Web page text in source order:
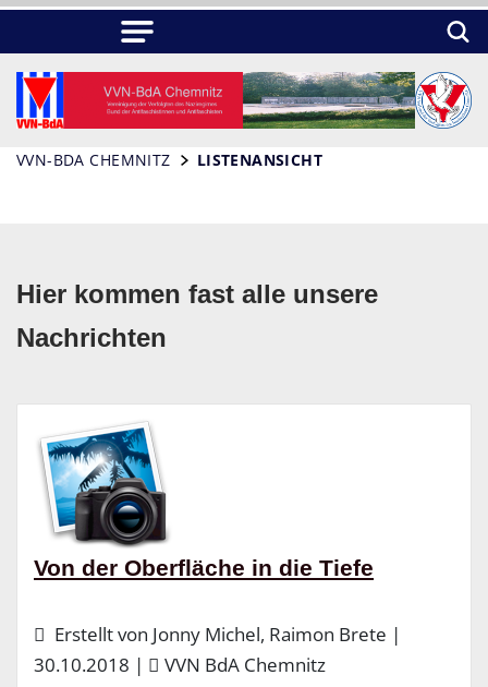
VVN-BDA CHEMNITZ LISTENANSICHT
Hier kommen fast alle unsere
Nachrichten
Von der Oberfläche in die Tiefe
Erstellt von Jonny Michel, Raimon Brete |
30.10.2018 | VVN BdA Chemnitz